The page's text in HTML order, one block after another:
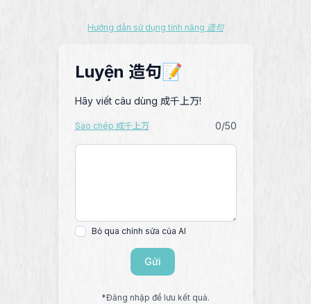
Hướng dẫn sử dụng tính năng 造句
Luyện 造句📝
Hãy viết câu dùng 成千上万!
Sao chép 成千上万 0/50
Bỏ qua chỉnh sửa của AI
Gửi
*Đăng nhập để lưu kết quả.